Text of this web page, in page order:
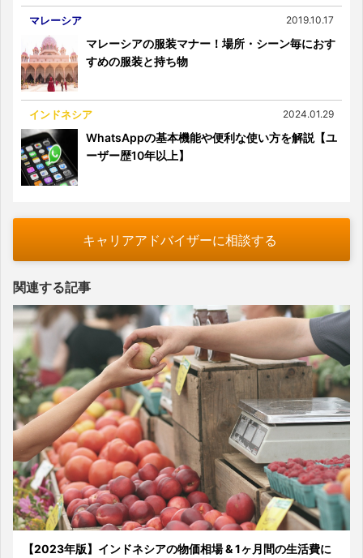
マレーシア 2019.10.17
マレーシアの服装マナー！場所・シーン毎におす
すめの服装と持ち物
インドネシア 2024.01.29
WhatsAppの基本機能や便利な使い方を解説【ユ
ーザー歴10年以上】
キャリアアドバイザーに相談する
関連する記事
【2023年版】インドネシアの物価相場 & 1ヶ月間の生活費に